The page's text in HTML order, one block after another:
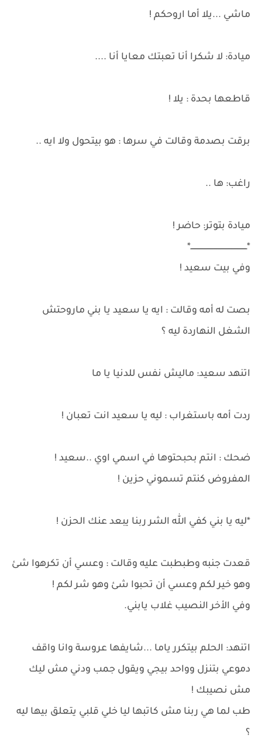
ماشي ...يلا أما اروحكم !
ميادة: لا شكرا أنا تعبتك معايا أنا ....
قاطعها بحدة : يلا !
برقت بصدمة وقالت في سرها : هو بيتحول ولا ايه ..
راغب: ها ..
ميادة بتوتر: حاضر !
*ــــــــــــــــــــــــــــــــــــــــــــــــ*
وفي بيت سعيد !
بصت له أمه وقالت : ايه يا سعيد يا بني ماروحتش
الشغل النهاردة ليه ؟
اتنهد سعيد: ماليش نفس للدنيا يا ما
ردت أمه باستغراب : ليه يا سعيد انت تعبان !
ضحك : انتم بحبحتوها في اسمي اوي ..سعيد !
المفروض كنتم تسموني حزين !
*ليه يا بني كفي الله الشر ربنا يبعد عنك الحزن !
قعدت جنبه وطبطبت عليه وقالت : وعسي أن تكرهوا شئ
وهو خير لكم وعسي أن تحبوا شئ وهو شر لكم !
وفي الأخر النصيب غلاب يابني.
اتنهد: الحلم بيتكرر ياما ...شايفها عروسة وانا واقف
دموعي بتنزل وواحد بيجي ويقول جمب ودني مش ليك
مش نصيبك !
طب لما هي ربنا مش كاتبها ليا خلي قلبي يتعلق بيها ليه
؟